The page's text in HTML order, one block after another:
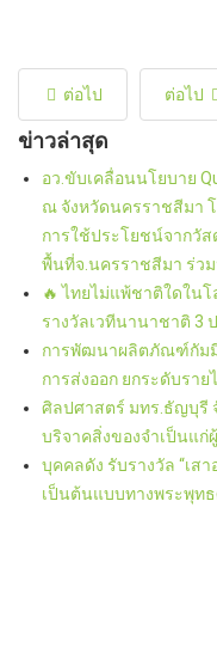
ต่อไป ต่อไป
ข่าวล่าสุด
อว.ขับเคลื่อนนโยบาย
ณ จังหวัดนครราชสีมา
การใช้ประโยชน์จากวัส
พื้นที่จ.นครราชสีมา ร่ว
🔥 ไทยไม่แพ้ชาติใดใน
รางวัลเวทีนานาชาติ 3
การพัฒนาผลิตภัณฑ์กัมมี่
การส่งออก ยกระดับราย
ศิลปศาสตร์ มทร.ธัญบุรี
บริจาคสิ่งของจำเป็นแก่
บุคคลดัง รับรางวัล “เส
เป็นต้นแบบทางพระพุท